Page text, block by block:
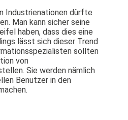
Industrienationen dürfte
Man kann sicher seine
haben, dass dies eine
lässt sich dieser Trend
sollten
von
Sie werden nämlich
Benutzer in den